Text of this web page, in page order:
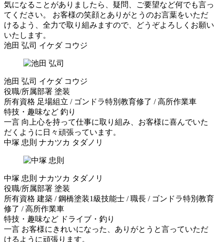
気になることがありましたら、疑問、ご要望など何でも言っ
てください。 お客様の笑顔とありがとうのお言葉をいただ
けるよう、全力で取り組みますので、どうぞよろしくお願い
いたします。
池田 弘司 イケダ コウジ
池田 弘司 イケダ コウジ
役職/所属部署 塗装
所有資格 足場組立 / ゴンドラ特別教育修了 / 高所作業車
特技・趣味など 釣り
一言 向上心を持って仕事に取り組み、お客様に喜んでいた
だくように日々頑張っています。
中塚 忠則 ナカツカ タダノリ
中塚 忠則 ナカツカ タダノリ
役職/所属部署 塗装
所有資格 建築 / 鋼橋塗装1級技能士 / 職長 / ゴンドラ特別教育
修了 / 高所作業車
特技・趣味など ドライブ・釣り
一言 お客様にきれいになった、ありがとうと言っていただ
けるように頑張ります。